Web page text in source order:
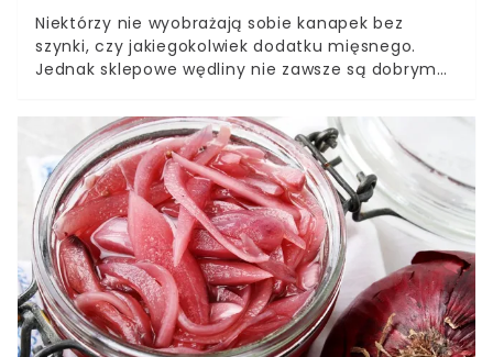
Niektórzy nie wyobrażają sobie kanapek bez
szynki, czy jakiegokolwiek dodatku mięsnego.
Jednak sklepowe wędliny nie zawsze są dobrym
Dlatego najlepiej przyrządzić swój własny dodatek
na kanapkę. Przedstawiamy wam przepis na
pyszny domowy baleron.